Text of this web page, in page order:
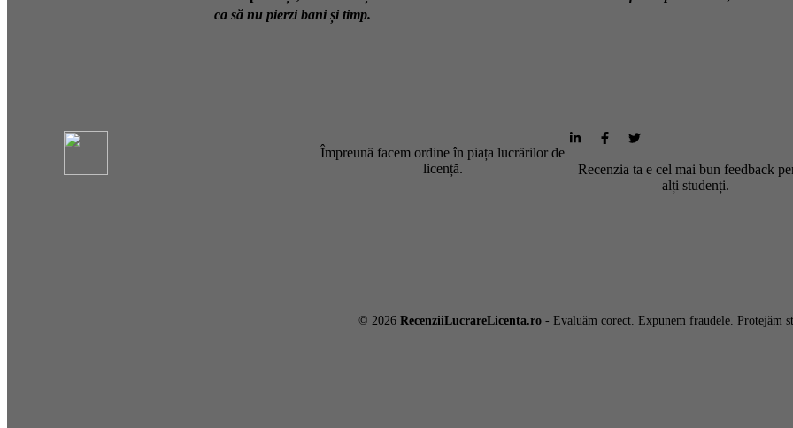
ca să nu pierzi bani și timp.
Împreună facem ordine în piața lucrărilor de
licență.
Recenzia ta e cel mai bun feedback
alți studenți.
© 2026 RecenziiLucrareLicenta.ro- Evaluăm corect. Expunem fraudele. Protejăm